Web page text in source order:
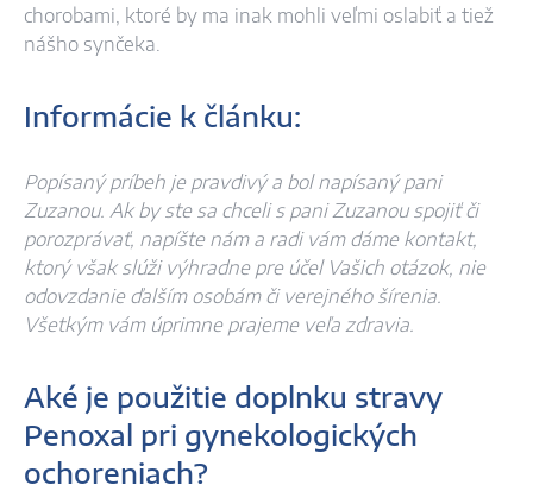
chorobami, ktoré by ma inak mohli veľmi oslabiť a tiež
nášho synčeka.
Informácie k článku:
Popísaný príbeh je pravdivý a bol napísaný pani
Zuzanou. Ak by ste sa chceli s pani Zuzanou spojiť či
porozprávať, napíšte nám a radi vám dáme kontakt,
ktorý však slúži výhradne pre účel Vašich otázok, nie
odovzdanie ďalším osobám či verejného šírenia.
Všetkým vám úprimne prajeme veľa zdravia.
Aké je použitie doplnku stravy
Penoxal pri gynekologických
ochoreniach?